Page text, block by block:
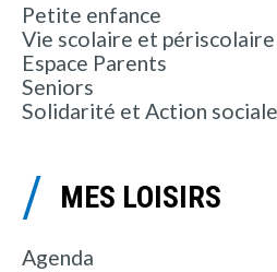
Petite enfance
Vie scolaire et périscolaire
Espace Parents
Seniors
Solidarité et Action sociale
MES LOISIRS
Agenda